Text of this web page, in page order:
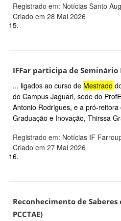
Registrado em: Notícias Santo
Criado em 28 Mai 2026
15.
IFFar participa de Seminário
... ligados ao curso de Mestrado
do Campus Jaguari, sede do
Antonio Rodrigues, e a pró-reitora
Graduação e Inovação, Thirssa
Registrado em: Notícias IF
Criado em 27 Mai 2026
16.
Reconhecimento de Saberes
PCCTAE)